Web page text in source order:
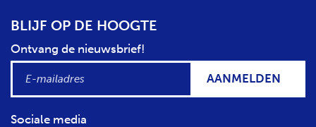
BLIJF OP DE HOOGTE
Ontvang de nieuwsbrief!
AANMELDEN
Sociale media